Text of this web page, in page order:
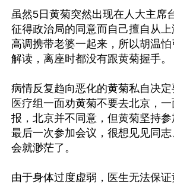
虽然5日黄菊突然出现在人大主席
征得政治局的同意而自己擅自从
高调携带老婆一起来，所以胡温
解读，离座时都没有跟黄菊握手。
病情反复趋向恶化的黄菊私自决定
医疗组一面劝黄菊不要去北京，
报，北京并不同意，但黄菊坚持
最后一次参加会议，很想见见同
会就渺茫了。
由于身体过度虚弱，医生无法保